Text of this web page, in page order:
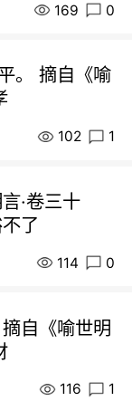
169 0
。 摘自《喻
102 1
·卷三十
了
114 0
自《喻世明
116 1